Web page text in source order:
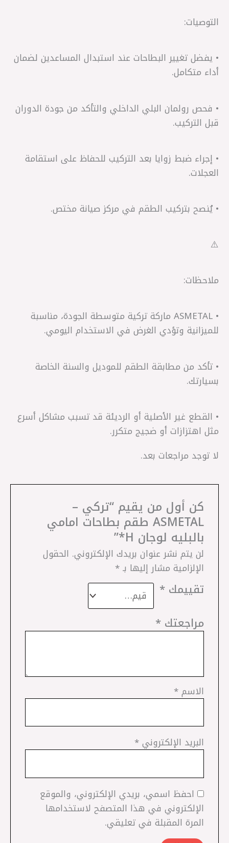
التوصيات:
• يفضل تغيير البطاحات عند استبدال المساعدين لضمان
أداء متكامل.
• فحص رولمان البلي الداخلي والتأكد من جودة الدوران
قبل التركيب.
• إجراء ضبط زوايا بعد التركيب للحفاظ على استقامة
العجلات.
• يُنصح بتركيب الطقم في مركز صيانة مختص.
⚠️
ملاحظات:
• ASMETAL ماركة تركية متوسطة الجودة، مناسبة
للميزانية وتؤدي الغرض في الاستخدام اليومي.
• تأكد من مطابقة الطقم للموديل والسنة الخاصة
بسيارتك.
• القطع غير الأصلية أو الرديئة قد تسبب مشاكل أسرع
مثل اهتزازات أو ضجيج متكرر.
لا توجد مراجعات بعد.
كن أول من يقيم “تركي –
ASMETAL طقم بطاحات امامي
بالبليه لوجان H*”
لن يتم نشر عنوان بريدك الإلكتروني. الحقول
الإلزامية مشار إليها بـ*
تقييمك*
مراجعتك*
الاسم*
البريد الإلكتروني*
احفظ اسمي، بريدي الإلكتروني، والموقع
الإلكتروني في هذا المتصفح لاستخدامها
المرة المقبلة في تعليقي.